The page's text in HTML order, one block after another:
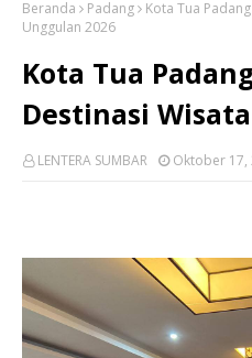
Beranda Padang
Kota Tua
Unggulan 2026
Kota Tua
Destinasi
LENTERA SUMBAR Oktober 17,